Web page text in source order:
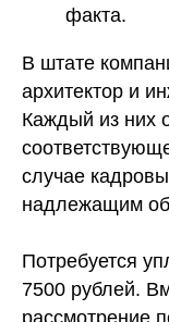
факта.
В штате
архитектор и
Каждый из них
случае
надлежащим
Потребуется
7500 рублей.